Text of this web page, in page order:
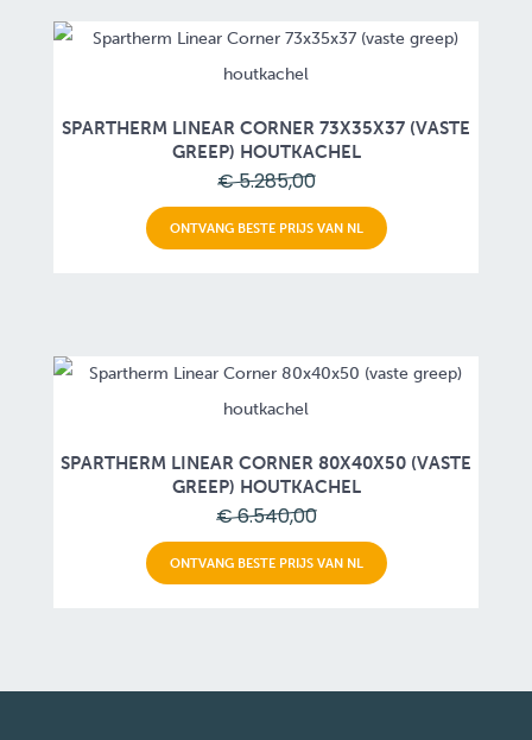
SPARTHERM LINEAR CORNER 73X35X37 (VASTE
GREEP) HOUTKACHEL
€ 5.285,00
ONTVANG BESTE PRIJS VAN NL
SPARTHERM LINEAR CORNER 80X40X50 (VASTE
GREEP) HOUTKACHEL
€ 6.540,00
ONTVANG BESTE PRIJS VAN NL